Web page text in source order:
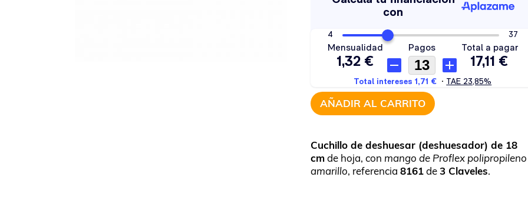
AÑADIR AL CARRITO
Cuchillo de deshuesar (deshuesador) de 18
cmde hoja, con mango de Proflex polipropileno
amarillo, referencia8161de3 Claveles.